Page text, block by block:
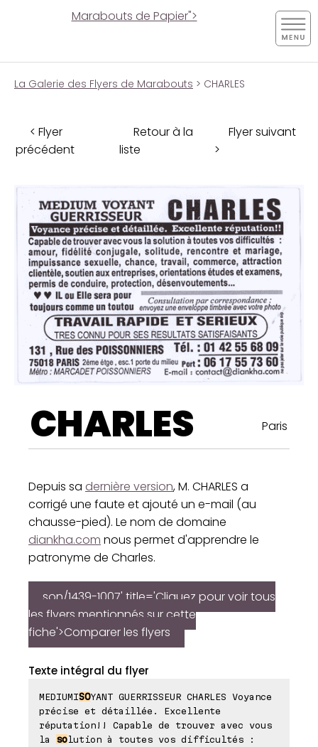
Marabouts de Papier">
La Galerie des Flyers de Marabouts > CHARLES
< Flyer
précédent
Retour à la
liste
Flyer suivant
>
CHARLES Paris
Depuis sa dernière version, M. CHARLES a
corrigé une faute et ajouté un e-mail (au
chausse-pied). Le nom de domaine
diankha.com nous permet d'apprendre le
patronyme de Charles.
son/1439-1007' title='Cliquez pour voir tous
les flyers mentionnés sur cette
fiche'>Comparer les flyers
Texte intégral du flyer
MEDIUMISOYANT GUERRISSEUR CHARLES Voyance
précise et détaillée. Excellente
réputation!! Capable de trouver avec vous
la solution à toutes vos difficultés :